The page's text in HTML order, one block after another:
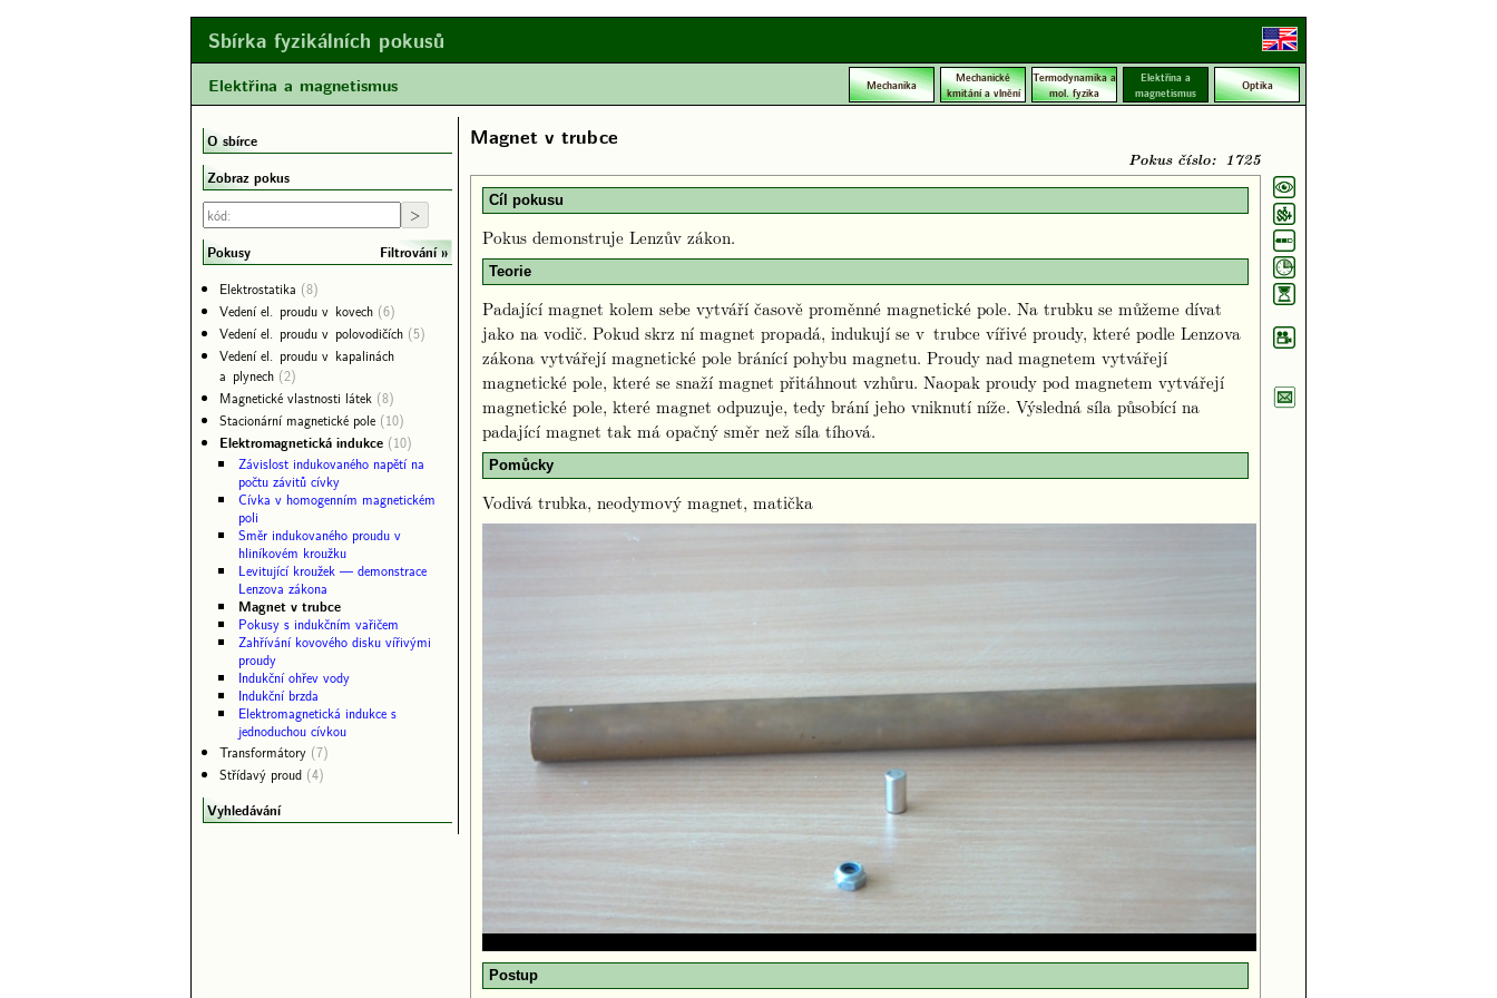
Sbírka fyzikálních pokusů
Elektřina a magnetismus Mechanika
Mechanické
kmitání a vlnění
Termodynamika a
mol. fyzika
Elektřina a
magnetismus
Optika
Magnet v trubce
Pokus číslo: 1725
Cíl pokusu
Pokus demonstruje Lenzův zákon.
Teorie
Padající magnet kolem sebe vytváří časově proměnné magnetické pole. Na trubku se můžeme dívat
jako na vodič. Pokud skrz ní magnet propadá, indukují se v trubce vířivé proudy, které podle Lenzova
zákona vytvářejí magnetické pole bránící pohybu magnetu. Proudy nad magnetem vytvářejí
magnetické pole, které se snaží magnet přitáhnout vzhůru. Naopak proudy pod magnetem vytvářejí
magnetické pole, které magnet odpuzuje, tedy brání jeho vniknutí níže. Výsledná síla působící na
padající magnet tak má opačný směr než síla tíhová.
Pomůcky
Vodivá trubka, neodymový magnet, matička
Postup
O sbírce
Zobraz pokus
Pokusy
Filtrování
Elektrostatika (8)
Vedení el. proudu v kovech (6)
Vedení el. proudu v polovodičích (5)
Vedení el. proudu v kapalinách
a plynech (2)
Magnetické vlastnosti látek (8)
Stacionární magnetické pole (10)
Elektromagnetická indukce (10)
Závislost indukovaného napětí na
počtu závitů cívky
Cívka v homogenním magnetickém
poli
Směr indukovaného proudu v
hliníkovém kroužku
Levitující kroužek — demonstrace
Lenzova zákona
Magnet v trubce
Pokusy s indukčním vařičem
Zahřívání kovového disku vířivými
proudy
Indukční ohřev vody
Indukční brzda
Elektromagnetická indukce s
jednoduchou cívkou
Transformátory (7)
Střídavý proud (4)
Vyhledávání